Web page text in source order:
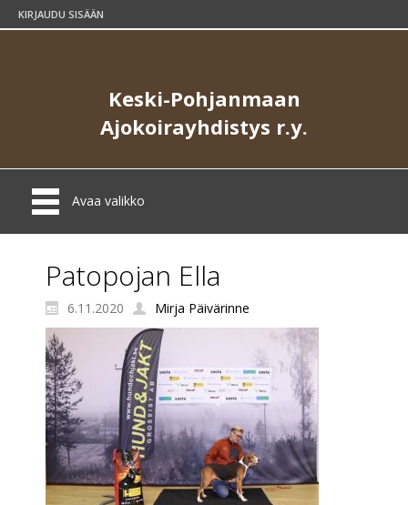
KIRJAUDU SISÄÄN
Keski-Pohjanmaan
Ajokoirayhdistys r.y.
Avaa valikko
Patopojan Ella
6.11.2020 Mirja Päivärinne